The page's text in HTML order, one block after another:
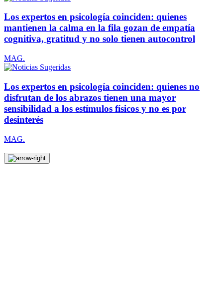
Los expertos en psicología coinciden: quienes
mantienen la calma en la fila gozan de empatía
cognitiva, gratitud y no solo tienen autocontrol
MAG.
Los expertos en psicología coinciden: quienes no
disfrutan de los abrazos tienen una mayor
sensibilidad a los estímulos físicos y no es por
desinterés
MAG.